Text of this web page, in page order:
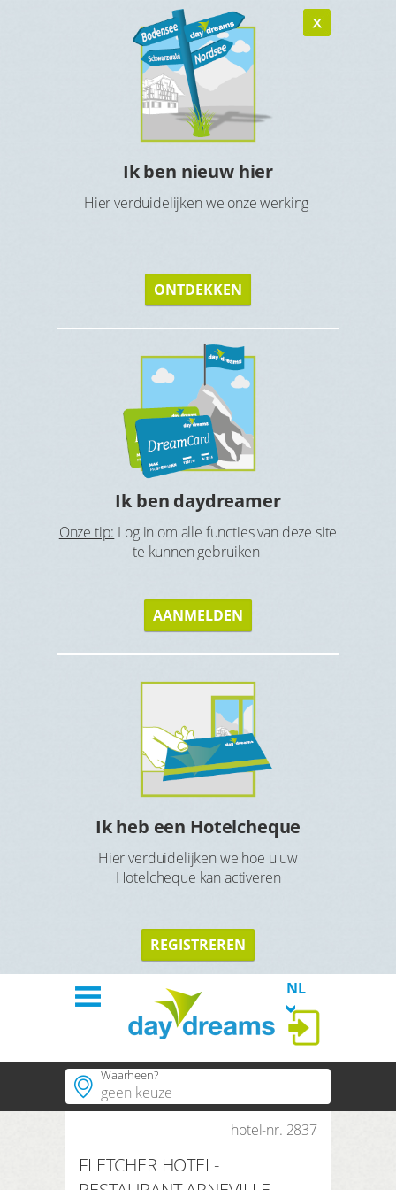
Ik ben nieuw hier
Hier verduidelijken we onze werking
ONTDEKKEN
Ik ben daydreamer
Onze tip: Log in om alle functies van deze site
te kunnen gebruiken
AANMELDEN
Ik heb een Hotelcheque
Hier verduidelijken we hoe u uw
Hotelcheque kan activeren
REGISTREREN
NL
Welkom
Thema´s
Waarheen?
Populaire regios
hotel-nr. 2837
FLETCHER HOTEL-